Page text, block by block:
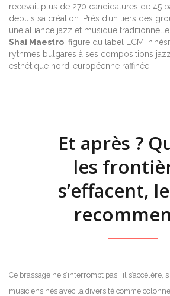
recevait plus de 270 candidatures de 45
depuis sa création. Près d’un tiers des
une alliance jazz et musique
Shai Maestro , figure du label ECM,
rythmes bulgares à ses compositions
esthétique nord-européenne raffinée.
Et après ?
les
s’effacent,
Ce brassage ne s’interrompt pas : il s’accélère,
musiciens nés avec la diversité comme